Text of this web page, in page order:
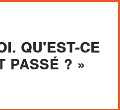
QU'EST-CE
PASSÉ ? »